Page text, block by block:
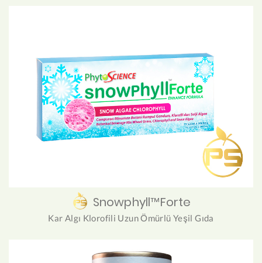
Snowphyll™Forte
Kar Algı Klorofili Uzun Ömürlü Yeşil Gıda